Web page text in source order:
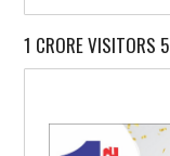
1 CRORE VISITORS 5